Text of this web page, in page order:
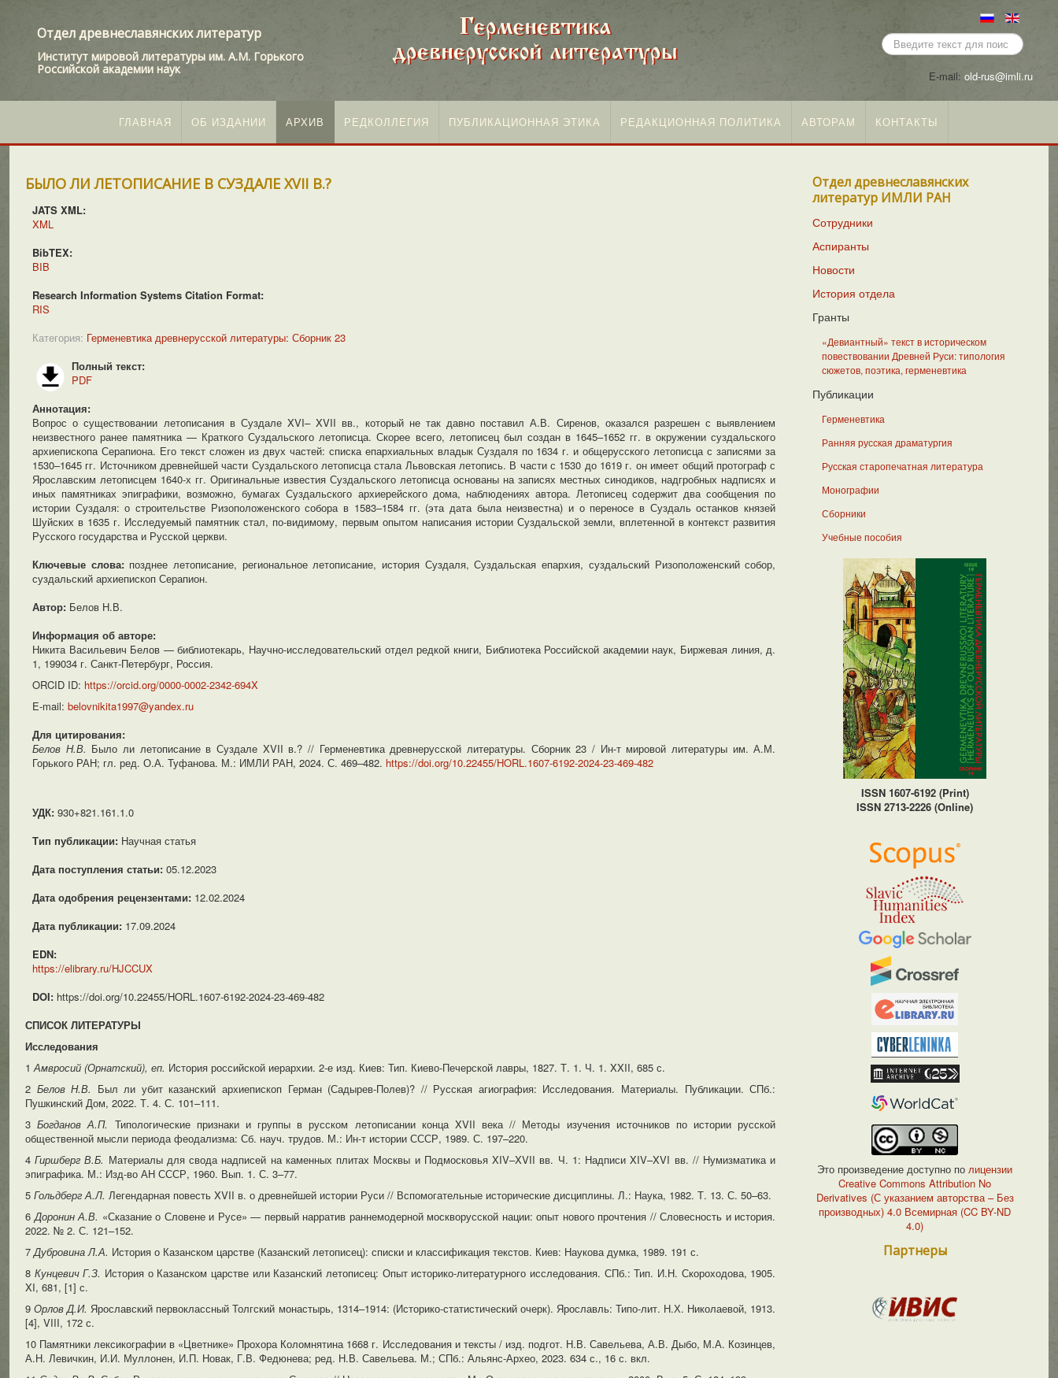
Отдел древнеславянских литератур
Институт мировой литературы им. А.М. Горького
Российской академии наук
Искать...
E-mail: old-rus@imli.ru
ГЛАВНАЯ ОБ ИЗДАНИИ АРХИВ РЕДКОЛЛЕГИЯ ПУБЛИКАЦИОННАЯ ЭТИКА РЕДАКЦИОННАЯ ПОЛИТИКА АВТОРАМ КОНТАКТЫ
БЫЛО ЛИ ЛЕТОПИСАНИЕ В СУЗДАЛЕ XVII В.?
JATS XML:
XML
BibTEX:
BIB
Research Information Systems Citation Format:
RIS
Категория: Герменевтика древнерусской литературы: Сборник 23
Полный текст:
PDF
Аннотация:
Вопрос о существовании летописания в Суздале XVI– XVII вв., который не так давно поставил А.В. Сиренов, оказался разрешен с выявлением
неизвестного ранее памятника — Краткого Суздальского летописца. Скорее всего, летописец был создан в 1645–1652 гг. в окружении суздальского
архиепископа Серапиона. Его текст сложен из двух частей: списка епархиальных владык Суздаля по 1634 г. и общерусского летописца с записями за
1530–1645 гг. Источником древнейшей части Суздальского летописца стала Львовская летопись. В части с 1530 до 1619 г. он имеет общий протограф с
Ярославским летописцем 1640-х гг. Оригинальные известия Суздальского летописца основаны на записях местных синодиков, надгробных надписях и
иных памятниках эпиграфики, возможно, бумагах Суздальского архиерейского дома, наблюдениях автора. Летописец содержит два сообщения по
истории Суздаля: о строительстве Ризоположенского собора в 1583–1584 гг. (эта дата была неизвестна) и о переносе в Суздаль останков князей
Шуйских в 1635 г. Исследуемый памятник стал, по-видимому, первым опытом написания истории Суздальской земли, вплетенной в контекст развития
Русского государства и Русской церкви.
Ключевые слова: позднее летописание, региональное летописание, история Суздаля, Суздальская епархия, суздальский Ризоположенский собор,
суздальский архиепископ Серапион.
Автор: Белов Н.В.
Информация об авторе:
Никита Васильевич Белов — библиотекарь, Научно-исследовательский отдел редкой книги, Библиотека Российской академии наук, Биржевая линия, д.
1, 199034 г. Санкт-Петербург, Россия.
ORCID ID: https://orcid.org/0000-0002-2342-694X
E-mail: belovnikita1997@yandex.ru
Для цитирования:
Белов Н.В. Было ли летописание в Суздале XVII в.? // Герменевтика древнерусской литературы. Сборник 23 / Ин-т мировой литературы им. А.М.
Горького РАН; гл. ред. О.А. Туфанова. М.: ИМЛИ РАН, 2024. С. 469–482. https://doi.org/10.22455/HORL.1607-6192-2024-23-469-482
УДК: 930+821.161.1.0
Тип публикации: Научная статья
Дата поступления статьи: 05.12.2023
Дата одобрения рецензентами: 12.02.2024
Дата публикации: 17.09.2024
EDN:
https://elibrary.ru/HJCCUX
DOI: https://doi.org/10.22455/HORL.1607-6192-2024-23-469-482
СПИСОК ЛИТЕРАТУРЫ
Исследования
1Амвросий (Орнатский), еп. История российской иерархии. 2-е изд. Киев: Тип. Киево-Печерской лавры, 1827. Т. 1. Ч. 1. XXII, 685 с.
2 Белов Н.В. Был ли убит казанский архиепископ Герман (Садырев-Полев)? // Русская агиография: Исследования. Материалы. Публикации. СПб.:
Пушкинский Дом, 2022. Т. 4. С. 101–111.
3Богданов А.П. Типологические признаки и группы в русском летописании конца XVII века // Методы изучения источников по истории русской
общественной мысли периода феодализма: Сб. науч. трудов. М.: Ин-т истории СССР, 1989. С. 197–220.
4Гиршберг В.Б. Материалы для свода надписей на каменных плитах Москвы и Подмосковья XIV–XVII вв. Ч. 1: Надписи XIV–XVI вв. // Нумизматика и
эпиграфика. М.: Изд-во АН СССР, 1960. Вып. 1. С. 3–77.
5 Гольдберг А.Л. Легендарная повесть XVII в. о древнейшей истории Руси // Вспомогательные исторические дисциплины. Л.: Наука, 1982. Т. 13. С. 50–63.
6Доронин А.В. «Сказание о Словене и Русе» — первый нарратив раннемодерной москворусской нации: опыт нового прочтения // Словесность и история.
2022. № 2. С. 121–152.
7Дубровина Л.А. История о Казанском царстве (Казанский летописец): списки и классификация текстов. Киев: Наукова думка, 1989. 191 с.
8 Кунцевич Г.З. История о Казанском царстве или Казанский летописец: Опыт историко-литературного исследования. СПб.: Тип. И.Н. Скороходова, 1905.
XI, 681, [1] с.
9Орлов Д.И.Ярославский первоклассный Толгский монастырь, 1314–1914: (Историко-статистический очерк). Ярославль: Типо-лит. Н.Х. Николаевой, 1913.
[4], VIII, 172 с.
10 Памятники лексикографии в «Цветнике» Прохора Коломнятина 1668 г. Исследования и тексты / изд. подгот. Н.В. Савельева, А.В. Дыбо, М.А. Козинцев,
А.Н. Левичкин, И.И. Муллонен, И.П. Новак, Г.В. Федюнева; ред. Н.В. Савельева. М.; СПб.: Альянс-Архео, 2023. 634 с., 16 с. вкл.
Отдел древнеславянских
литератур ИМЛИ РАН
Сотрудники
Аспиранты
Новости
История отдела
Гранты
«Девиантный» текст в историческом
повествовании Древней Руси: типология
сюжетов, поэтика, герменевтика
Публикации
Герменевтика
Ранняя русская драматургия
Русская старопечатная литература
Монографии
Сборники
Учебные пособия
ISSN 1607-6192 (Print)
ISSN 2713-2226 (Online)
Это произведение доступно по лицензии
Creative Commons Attribution No
Derivatives (С указанием авторства – Без
производных) 4.0 Всемирная (CC BY-ND
4.0)
Партнеры